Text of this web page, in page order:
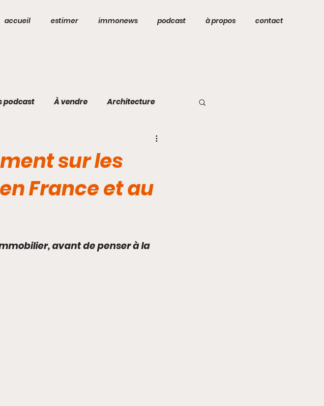
accueil estimer immonews podcast à propos contact
podcast À vendre Architecture
sur les
France et au
avant de penser à la